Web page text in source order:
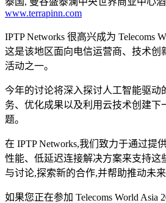
www.terrapinn.com
IPTP Networks 很高兴成为 Telecoms
这是该地区面向电信运营商、技术创
活动之一。
今年的讨论将深入探讨人工智能驱动
务、优化成果以及利用云技术创建下
题。
在 IPTP Networks,我们致力于通过提
性能、低延迟连接解决方案来支持这
与讨论,探索新的合作,并帮助推动未
如果您正在参加 Telecoms World Asia